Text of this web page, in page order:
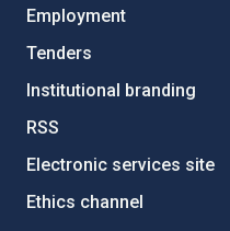
Employment
Tenders
Institutional branding
RSS
Electronic services site
Ethics channel